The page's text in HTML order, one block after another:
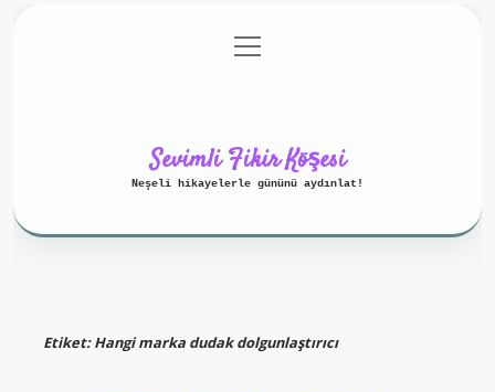
Gizlilik Politikası
menüyü
aç
Sevimli Fikir Köşesi
Neşeli hikayelerle gününü aydınlat!
Etiket:Hangi marka dudak dolgunlaştırıcı